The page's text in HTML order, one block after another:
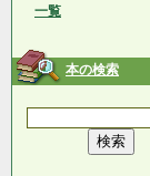
一覧
本の検索